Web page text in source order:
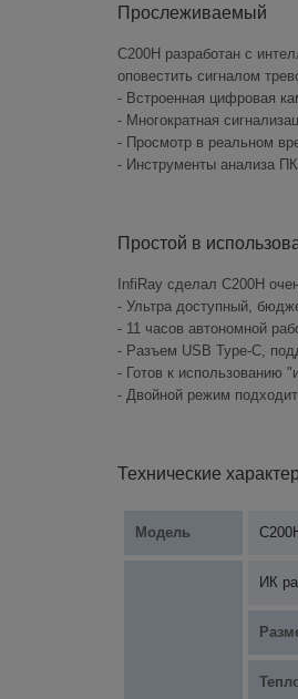
Прослеживаемый
C200H разработан с
оповестить сигналом
- Встроенная цифровая
- Многократная
- Просмотр в реальном
- Инструменты анализа
Простой в
InfiRay сделал C200H
- Ультра доступный,
- 11 часов автономной
- Разъем USB Type-C,
- Готов к использованию
- Двойной режим
Технические
Модель
ИК